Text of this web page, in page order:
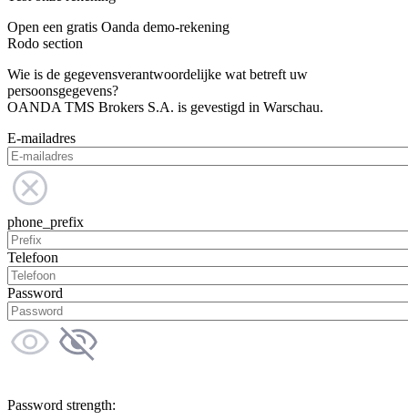
Open een gratis Oanda demo-rekening
Rodo section
Wie is de gegevensverantwoordelijke wat betreft uw
persoonsgegevens?
OANDA TMS Brokers S.A. is gevestigd in Warschau.
E-mailadres
phone_prefix
Telefoon
Password
Password strength: